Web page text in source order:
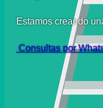
Estamos creando
Consultas por